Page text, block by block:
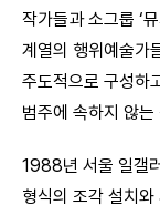
작가들과 소그룹 ‘
계열의 행위예술가
주도적으로 구성하
범주에 속하지 않
1988년 서울 일갤
형식의 조각 설치와